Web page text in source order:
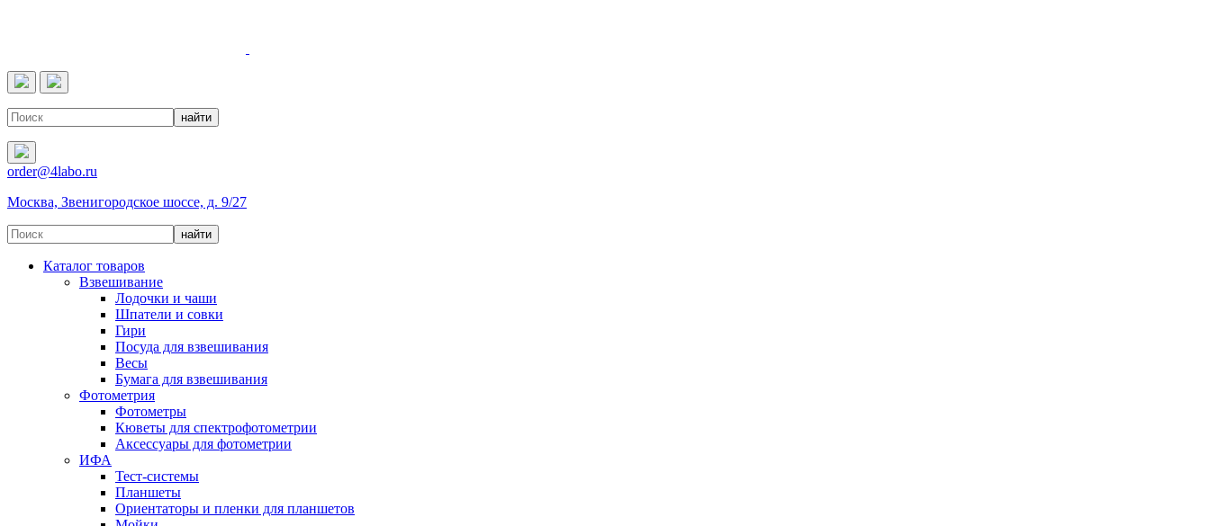
order@4labo.ru
Москва, Звенигородское шоссе, д. 9/27
Каталог товаров
Взвешивание
Лодочки и чаши
Шпатели и совки
Гири
Посуда для взвешивания
Весы
Бумага для взвешивания
Фотометрия
Фотометры
Кюветы для спектрофотометрии
Аксессуары для фотометрии
ИФА
Тест-системы
Планшеты
Ориентаторы и пленки для планшетов